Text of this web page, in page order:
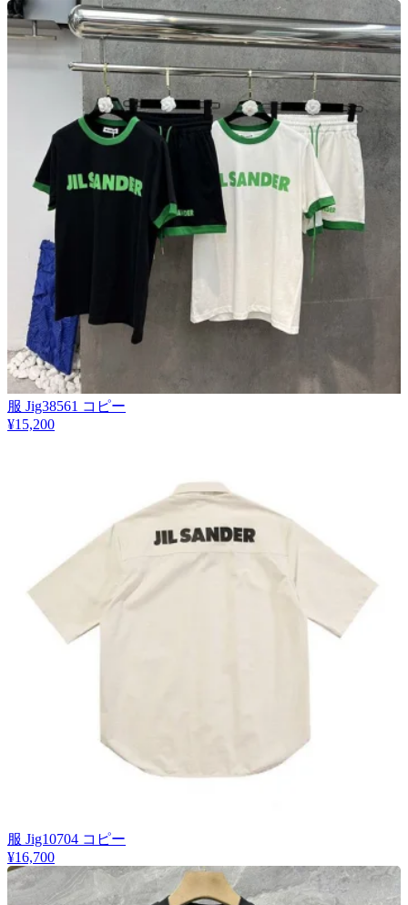
服 Jig38561 コピー
¥15,200
服 Jig10704 コピー
¥16,700